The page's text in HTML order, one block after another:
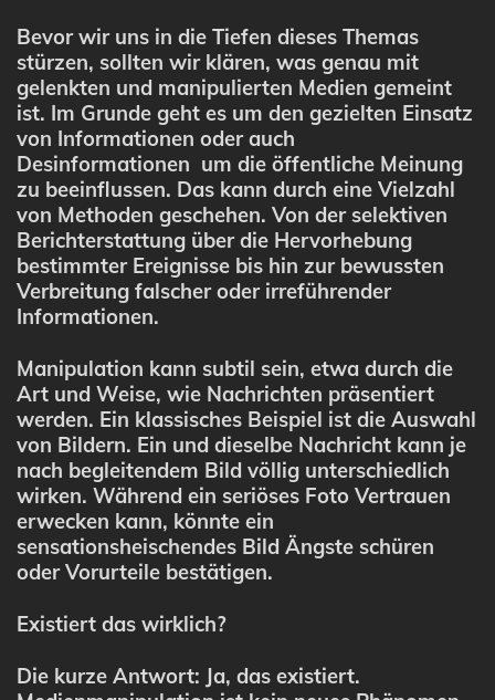
Bevor wir uns in die Tiefen dieses Themas
stürzen, sollten wir klären, was genau mit
gelenkten und manipulierten Medien gemeint
ist. Im Grunde geht es um den gezielten Einsatz
von Informationen oder auch
Desinformationen um die öffentliche Meinung
zu beeinflussen. Das kann durch eine Vielzahl
von Methoden geschehen. Von der selektiven
Berichterstattung über die Hervorhebung
bestimmter Ereignisse bis hin zur bewussten
Verbreitung falscher oder irreführender
Informationen.
Manipulation kann subtil sein, etwa durch die
Art und Weise, wie Nachrichten präsentiert
werden. Ein klassisches Beispiel ist die Auswahl
von Bildern. Ein und dieselbe Nachricht kann je
nach begleitendem Bild völlig unterschiedlich
wirken. Während ein seriöses Foto Vertrauen
erwecken kann, könnte ein
sensationsheischendes Bild Ängste schüren
oder Vorurteile bestätigen.
Existiert das wirklich?
Die kurze Antwort: Ja, das existiert.